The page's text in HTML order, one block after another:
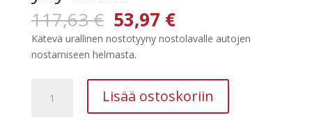
117,63€ Alkuperäinen
hinta
oli:
117,63 €.
53,97 €Nykyinen
hinta
on:
Kätevä urallinen nostotyyny nostolavalle autojen
nostamiseen helmasta.
uralla
Lisää ostoskoriin